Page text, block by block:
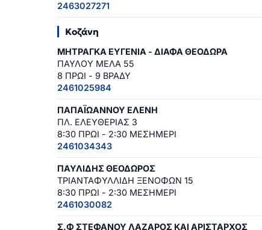
2463027271
Κοζάνη
ΜΗΤΡΑΓΚΑ ΕΥΓΕΝΙΑ - ΔΙΑΦΑ ΘΕΟΔΩΡΑ
ΠΑΥΛΟΥ ΜΕΛΑ 55
8 ΠΡΩΙ - 9 ΒΡΑΔΥ
2461025984
ΠΑΠΑΪΩΑΝΝΟΥ ΕΛΕΝΗ
ΠΛ. ΕΛΕΥΘΕΡΙΑΣ 3
8:30 ΠΡΩΙ - 2:30 ΜΕΣΗΜΕΡΙ
2461034343
ΠΑΥΛΙΔΗΣ ΘΕΟΔΩΡΟΣ
ΤΡΙΑΝΤΑΦΥΛΛΙΔΗ ΞΕΝΟΦΩΝ 15
8:30 ΠΡΩΙ - 2:30 ΜΕΣΗΜΕΡΙ
2461030082
Σ.Φ ΣΤΕΦΑΝΟΥ ΛΑΖΑΡΟΣ ΚΑΙ ΑΡΙΣΤΑΡΧΟΣ